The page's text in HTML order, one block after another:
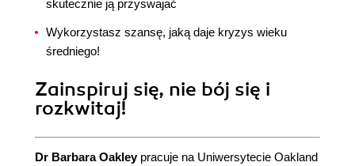
skutecznie ją przyswajać
Wykorzystasz szansę, jaką daje kryzys wieku
średniego!
Zainspiruj się, nie bój się i
rozkwitaj!
Dr Barbara Oakleypracuje na Uniwersytecie Oakland